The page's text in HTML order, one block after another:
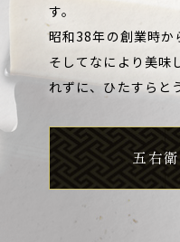
す。
昭和38年の創業時か
そしてなにより美味
れずに、ひたすらと
五右